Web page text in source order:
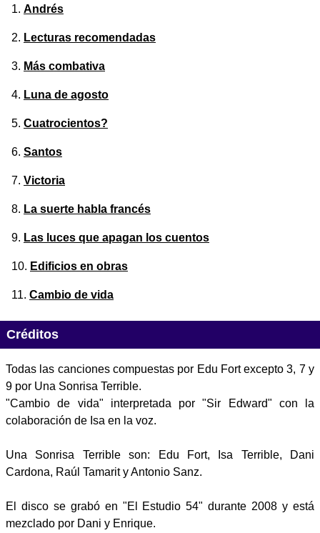
Andrés
Lecturas recomendadas
Más combativa
Luna de agosto
Cuatrocientos?
Santos
Victoria
La suerte habla francés
Las luces que apagan los cuentos
Edificios en obras
Cambio de vida
Créditos
Todas las canciones compuestas por Edu Fort excepto 3, 7 y
9 por Una Sonrisa Terrible.
"Cambio de vida" interpretada por "Sir Edward" con la
colaboración de Isa en la voz.
Una Sonrisa Terrible son: Edu Fort, Isa Terrible, Dani
Cardona, Raúl Tamarit y Antonio Sanz.
El disco se grabó en "El Estudio 54" durante 2008 y está
mezclado por Dani y Enrique.